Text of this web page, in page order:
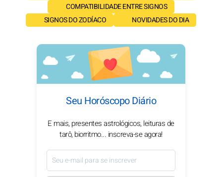
COMPATIBILIDADE ENTRE SIGNOS
SIGNOS DO ZODÍACO
NOVIDADES DO DIA
Seu Horóscopo Diário
E mais, presentes astrológicos, leituras de
tarô, biorritmo... inscreva-se agora!